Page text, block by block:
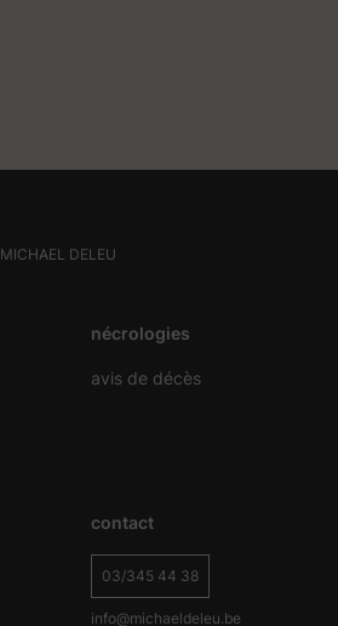
MICHAEL DELEU
nécrologies
avis de décès
contact
03/345 44 38
info@michaeldeleu.be